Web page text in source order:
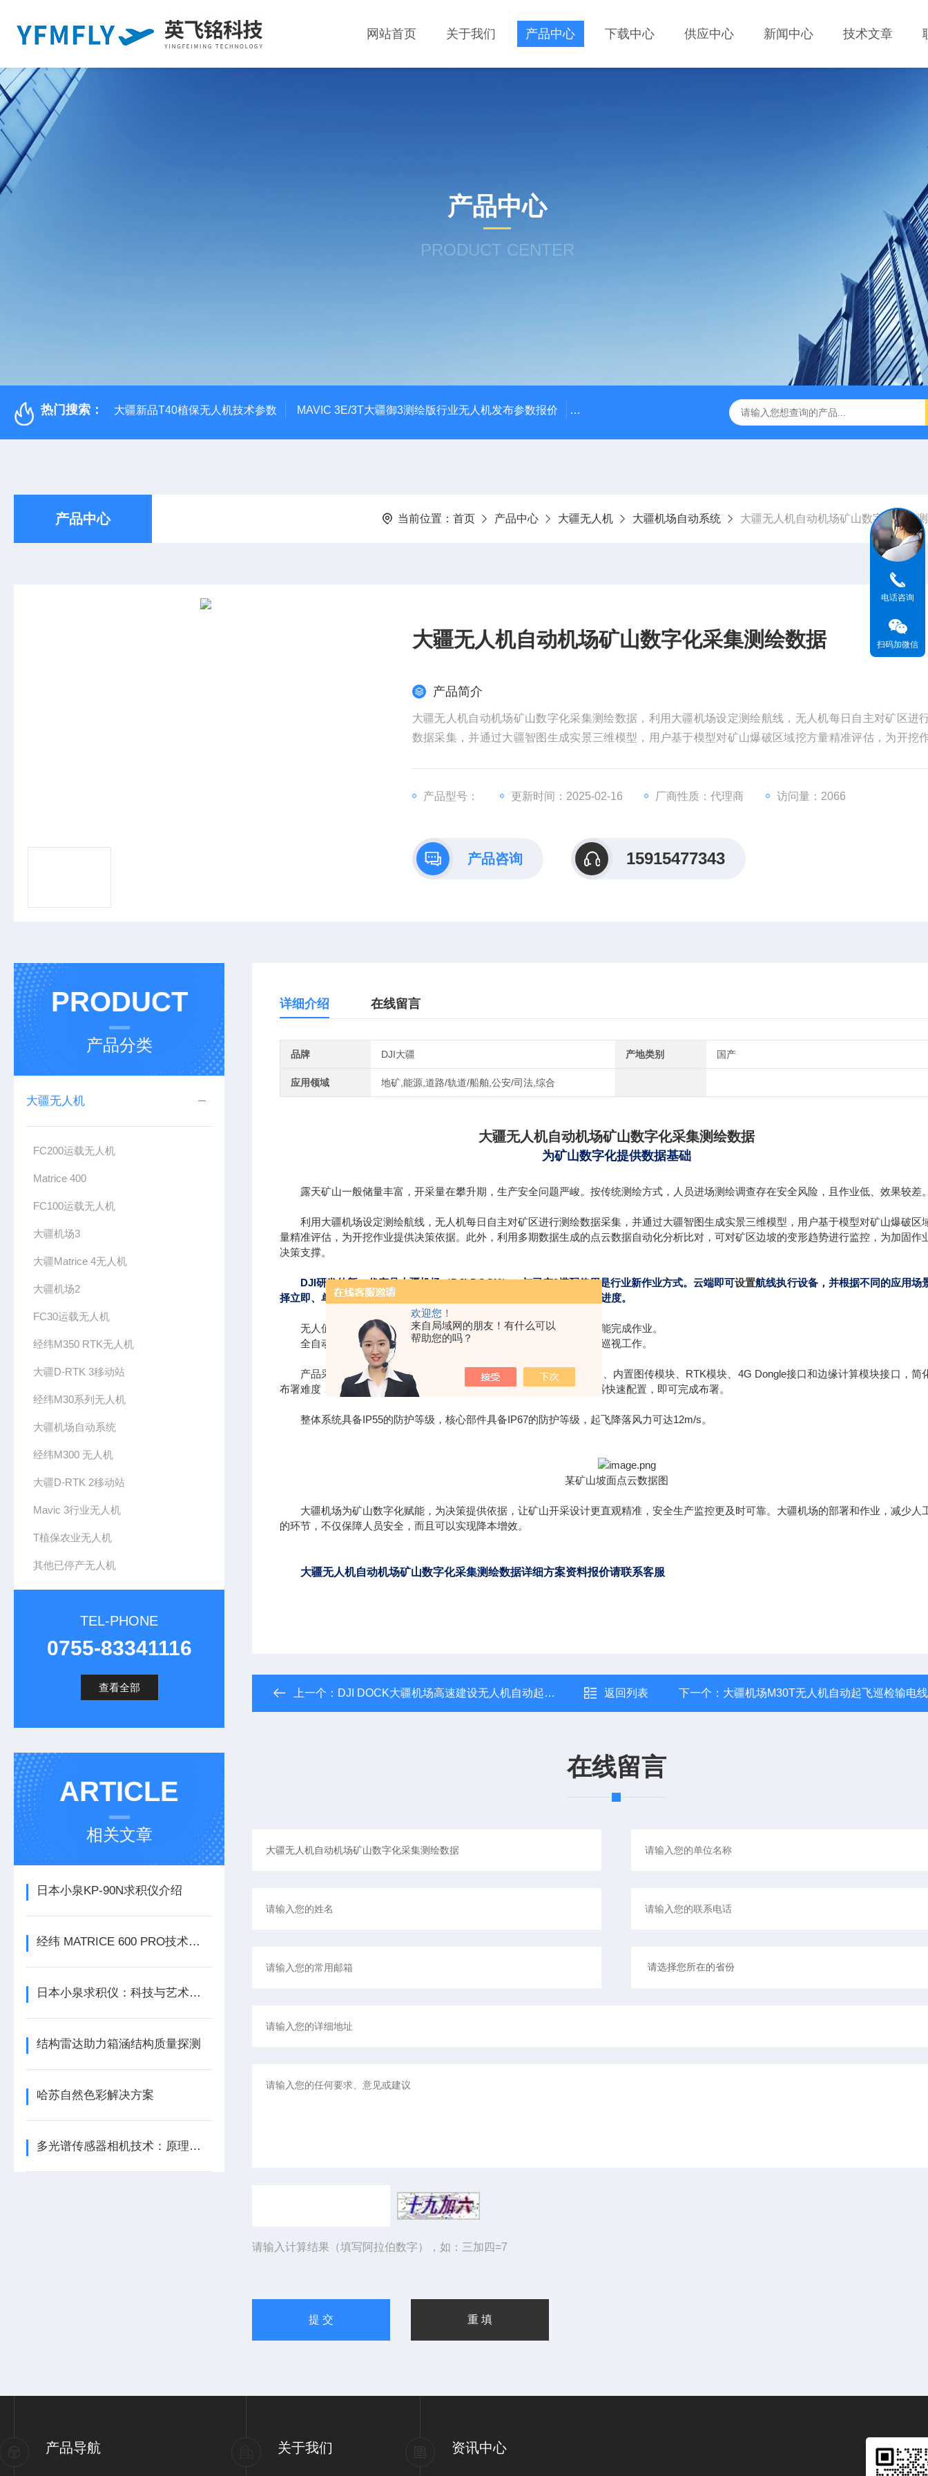
欢迎您！
来自局域网的朋友！有什么可以
帮助您的吗？
网站首页 关于我们 产品中心 下载中心 供应中心 新闻中心 技术文章
产品中心
PRODUCT CENTER
热门搜索： 大疆新品T40植保无人机技术参数 MAVIC 3E/3T大疆御3测绘版行业无人机发布参数报价 大疆升级版M350RTK行业无人机规格参数 Mavic 3T大疆热红外相
产品中心 当前位置： 首页 产品中心 大疆无人机 大疆机场自动系统 大疆无人机自动机场矿山数字化采集
大疆无人机自动机场矿山数字化采集测绘数据
产品简介
大疆无人机自动机场矿山数字化采集测绘数据，利用大疆机场设定测绘航线，无人机每日自主对矿区进
数据采集，并通过大疆智图生成实景三维模型，用户基于模型对矿山爆破区域挖方量精准评估，为开挖
产品型号： 更新时间：2025-02-16 厂商性质：代理商 访问量：2066
产品咨询 15915477343
PRODUCT
产品分类
大疆无人机
FC200运载无人机
Matrice 400
FC100运载无人机
大疆机场3
大疆Matrice 4无人机
大疆机场2
FC30运载无人机
经纬M350 RTK无人机
大疆D-RTK 3移动站
经纬M30系列无人机
大疆机场自动系统
经纬M300 无人机
大疆D-RTK 2移动站
Mavic 3行业无人机
T植保农业无人机
其他已停产无人机
TEL-PHONE
0755-83341116
查看全部
ARTICLE
相关文章
日本小泉KP-90N求积仪介绍
经纬 MATRICE 600 PRO技术参数
日本小泉求积仪：科技与艺术的结合
结构雷达助力箱涵结构质量探测
哈苏自然色彩解决方案
多光谱传感器相机技术：原理、应用与发展
详细介绍 在线留言
品牌 DJI大疆 产地类别 国产
应用领域 地矿,能源,道路/轨道/船舶,公安/司法,综合
大疆无人机自动机场矿山数字化采集测绘数据
为矿山数字化提供数据基础
露天矿山一般储量丰富，开采量在攀升期，生产安全问题严峻。按传统测绘方式，人员进场测绘调查存在安全风险，且作业低、效果较差
利用大疆机场设定测绘航线，无人机每日自主对矿区进行测绘数据采集，并通过大疆智图生成实景三维模型，用户基于模型对矿山爆破区
量精准评估，为开挖作业提供决策依据。此外，利用多期数据生成的点云数据自动化分析比对，可对矿区边坡的变形趋势进行监控，为加固作
决策支撑。
DJI研发的新一代产品大疆机场（DJI DOCK），与司空2搭配使用是行业新作业方式。云端即可设置航线执行设备，并根据不同的应用场
择立即、单次定时和重复定时的任务策略，执行过程中也能够查看任务进度。
无人值守：整套系统安装部署后，现场无需人员值守，通过远程即能完成作业。
全自动化：通过云端平台配置后，大疆机场可定时定点，自动完成巡视工作。
产品采用一体化设计，高度集成了超广角监控相机、一体
化气象站、内置图传模块、RTK模块、4G Dongle接口和边缘计算模块接口，简
布署难度，仅需地面固定、接入电源和网络，并通过DJI RC Plus遥控器快速配置，即可完成布署。
整体系统具备IP55的防护等级，核心部件具备IP67的防护等级，起飞降落风力可达12m/s。
某矿山坡面点云数据图
大疆机场为矿山数字化赋能，为决策提供依据，让矿山开采设计更直观精准，安全生产监控更及时可靠。大疆机场的部署和作业，减少人
的环节，不仅保障人员安全，而且可以实现降本增效。
大疆无人机自动机场矿山数字化采集测绘数据详细方案资料报价请联系客服
上一个： DJI DOCK大疆机场高速建设无人机自动起飞测量和巡检 返回列表 下一个： 大疆机场M30T无人机自动起飞巡检输电
在线留言
请输入计算结果（填写阿拉伯数字），如：三加四=7
产品导航 关于我们 资讯中心
电话咨询
扫码加微信